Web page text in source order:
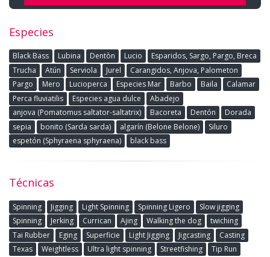
Especies
Black Bass Lubina Dentòn Lucio
Esparidos, Sargo, Pargo, Breca
Trucha
Atún Serviola Jurel
Carangidos, Anjova, Palometon
Pargo
Mero Lucioperca Especies Mar Barbo Baila
Calamar
Perca fluviatilis
Especies agua dulce
Abadejo
anjova (Pomatomus saltator-saltatrix)
Bacoreta Dentón
Dorada
sepia
bonito (Sarda sarda) algarín (Belone Belone)
Siluro
espetón (Sphyraena sphyraena)
black bass
Técnicas
Spinning Jigging Light Spinning Spinning Ligero
Slow jigging
Spinning
Jerking Currican Ajing Walking the dog
twiching
Tai Rubber
Eging Superficie Light Jigging Jigcasting
Casting
Texas
Weightless Ultra light spinning Streetfishing
Tip Run